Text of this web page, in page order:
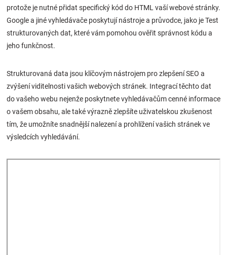
protože je nutné přidat specifický kód do HTML vaší webové stránky.
Google a jiné vyhledávače poskytují nástroje a průvodce, jako je Test
strukturovaných dat, které vám pomohou ověřit správnost kódu a
jeho funkčnost.
Strukturovaná data jsou klíčovým nástrojem pro zlepšení SEO a
zvýšení viditelnosti vašich webových stránek. Integrací těchto dat
do vašeho webu nejenže poskytnete vyhledávačům cenné informace
o vašem obsahu, ale také výrazně zlepšíte uživatelskou zkušenost
tím, že umožníte snadnější nalezení a prohlížení vašich stránek ve
výsledcích vyhledávání.